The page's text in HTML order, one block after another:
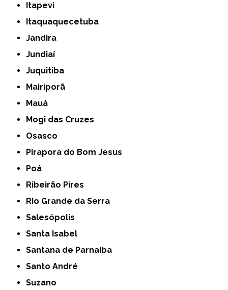
Itapevi
Itaquaquecetuba
Jandira
Jundiaí
Juquitiba
Mairiporã
Mauá
Mogi das Cruzes
Osasco
Pirapora do Bom Jesus
Poá
Ribeirão Pires
Rio Grande da Serra
Salesópolis
Santa Isabel
Santana de Parnaíba
Santo André
Suzano